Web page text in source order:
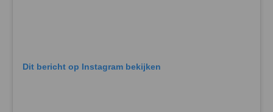
Dit bericht op Instagram bekijken